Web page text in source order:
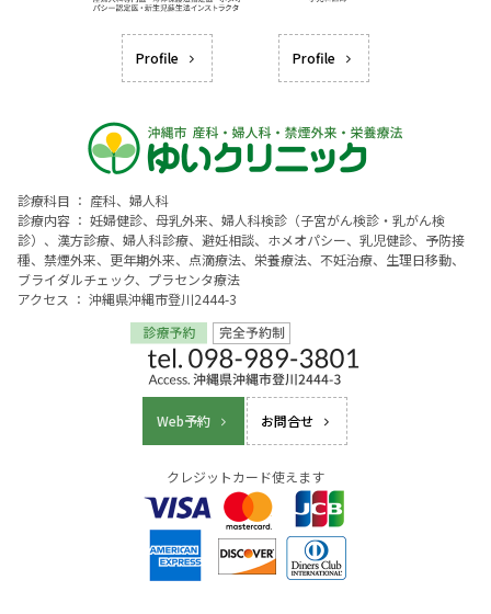
Profile Profile
診療科目 ： 産科、婦人科
診療内容 ： 妊婦健診、母乳外来、婦人科検診（子宮がん検診・乳がん検
診）、漢方診療、婦人科診療、避妊相談、ホメオパシー、乳児健診、予防接
種、禁煙外来、更年期外来、点滴療法、栄養療法、不妊治療、生理日移動、
ブライダルチェック、プラセンタ療法
アクセス ： 沖縄県沖縄市登川2444-3
Web予約 お問合せ
クレジットカード使えます